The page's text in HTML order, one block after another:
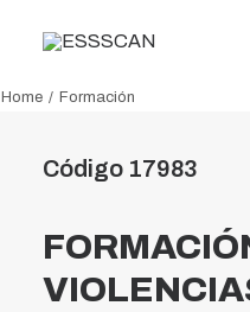
Home Formación
Código 17983